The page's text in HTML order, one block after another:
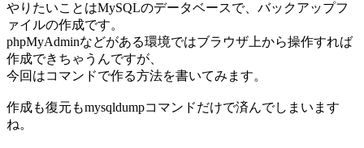
やりたいことはMySQLのデータベースで、バックアップフ
ァイルの作成です。
phpMyAdminなどがある環境ではブラウザ上から操作すれば
作成できちゃうんですが、
今回はコマンドで作る方法を書いてみます。
作成も復元もmysqldumpコマンドだけで済んでしまいます
ね。